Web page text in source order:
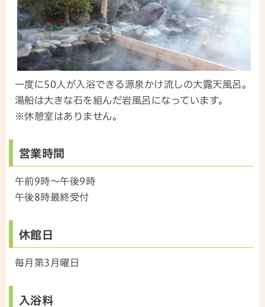
一度に50人が入浴できる源泉かけ流しの大露天風呂。
湯船は大きな石を組んだ岩風呂になっています。
※休憩室はありません。
営業時間
午前9時～午後9時
午後8時最終受付
休館日
毎月第3月曜日
入浴料